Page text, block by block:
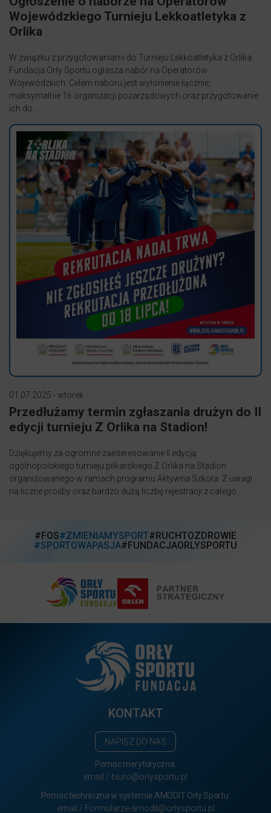
Wojewódzkiego Turnieju Lekkoatletyka z
Orlika
W związku z przygotowaniami do Turnieju Lekkoatletyka z Orlika
Fundacja Orły Sportu ogłasza nabór na Operatorów
Wojewódzkich. Celem naboru jest wyłonienie łącznie,
maksymalnie 16 organizacji pozarządowych oraz przygotowanie
ich do...
01.07.2025 - wtorek
Przedłużamy termin zgłaszania drużyn do II
edycji turnieju Z Orlika na Stadion!
Dziękujemy za ogromne zainteresowanie II edycją
ogólnopolskiego turnieju piłkarskiego Z Orlika na Stadion
organizowanego w ramach programu Aktywna Szkoła. Z uwagi
na liczne prośby oraz bardzo dużą liczbę rejestracji z całego...
#FOS#ZMIENIAMYSPORT#RUCHTOZDROWIE
#SPORTOWAPASJA#FUNDACJAORLYSPORTU
KONTAKT
NAPISZ DO NAS
Pomoc merytoryczna:
email./ biuro@orlysportu.pl
Pomoc techniczna w systemie AMODIT Orły Sportu:
email./ Formularze-amodit@orlysportu.pl